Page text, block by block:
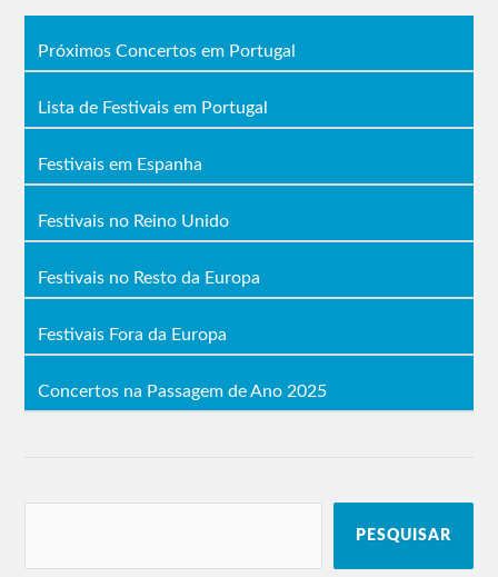
Próximos Concertos em Portugal
Lista de Festivais em Portugal
Festivais em Espanha
Festivais no Reino Unido
Festivais no Resto da Europa
Festivais Fora da Europa
Concertos na Passagem de Ano 2025
PESQUISAR